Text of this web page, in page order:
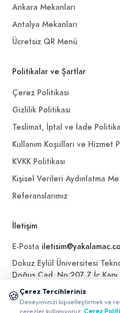
Ankara Mekanları
Antalya Mekanları
Ücretsiz QR Menü
Politikalar ve Şartlar
Çerez Politikası
Gizlilik Politikası
Teslimat, İptal ve İade
Kullanım Koşulları ve Hizmet
KVKK Politikası
Kişisel Verileri Aydınlatma
Referanslarımız
İletişim
E-Posta
Dokuz Eylül Üniversitesi
Doğuş Cad. No:207 Z İç
🍪 Çerez Tercihleriniz
Deneyiminizi kişiselleştirmek ve
çerezler kullanıyoruz. Çerez
📱 Mobil uygulamamızı